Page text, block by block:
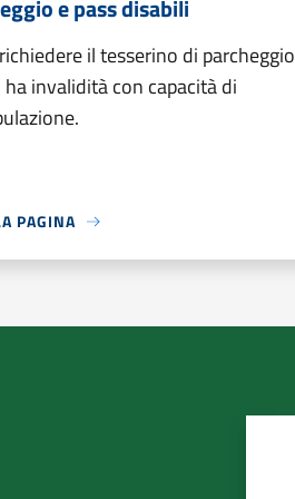
e pass disabili
il tesserino di parcheggio
ha invalidità con capacità di
PAGINA